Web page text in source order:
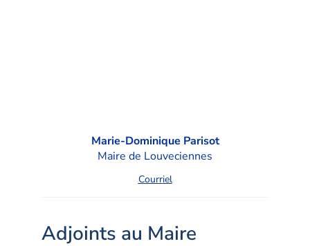
Marie-Dominique Parisot
Maire de Louveciennes
Courriel
Adjoints au Maire